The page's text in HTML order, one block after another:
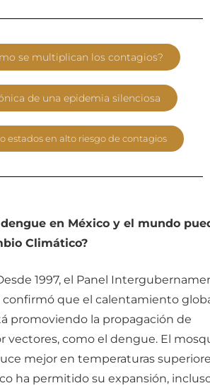
se multiplican los contagios?
de una epidemia silenciosa
estados en alto riesgo de contagios
en México y el mundo
Climático?
1997, el Panel
confirmó que el calentamiento
promoviendo la propagación de
vectores, como el dengue. El
mejor en temperaturas
ha permitido su expansión,